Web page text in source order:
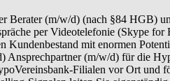
Berater (m/w/d) (nach §84 HGB)
per Videotelefonie (Skype for
Kundenbestand mit enormen
Ansprechpartner (m/w/d) für die
Filialen vor Ort und